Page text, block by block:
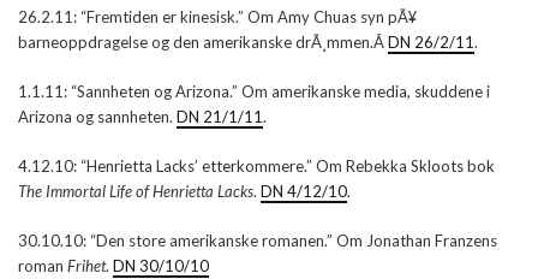
26.2.11: “Fremtiden er kinesisk.” Om Amy Chuas syn pÃ¥
barneoppdragelse og den amerikanske drÃ¸mmen.ÂDN 26/2/11.
1.1.11: “Sannheten og Arizona.” Om amerikanske media, skuddene i
Arizona og sannheten. DN 21/1/11.
4.12.10: “Henrietta Lacks’ etterkommere.” Om Rebekka Skloots bok
The Immortal Life of Henrietta Lacks. DN 4/12/10.
30.10.10: “Den store amerikanske romanen.” Om Jonathan Franzens
roman Frihet. DN 30/10/10